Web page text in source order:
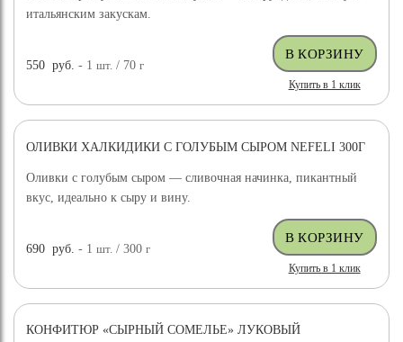
итальянским закускам.
550 руб. - 1шт. / 70г
Купить в 1 клик
ОЛИВКИ ХАЛКИДИКИ С ГОЛУБЫМ СЫРОМ NEFELI 300Г
Оливки с голубым сыром — сливочная начинка, пикантный
вкус, идеально к сыру и вину.
690 руб. - 1шт. / 300г
Купить в 1 клик
КОНФИТЮР «СЫРНЫЙ СОМЕЛЬЕ» ЛУКОВЫЙ